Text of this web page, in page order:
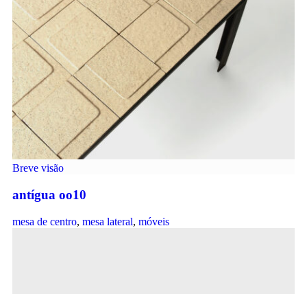
Breve visão
antígua oo10
mesa de centro, mesa lateral, móveis